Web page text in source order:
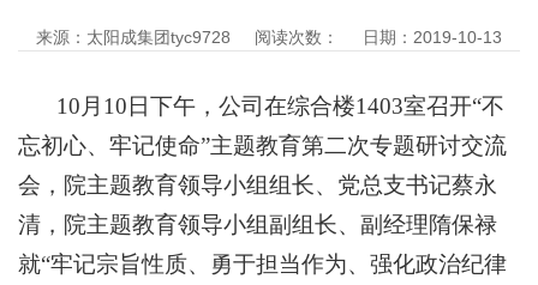
来源：太阳成集团tyc9728 阅读次数： 日期：2019-10-13
10 月10日下午，公司在综合楼1403室召开“不
忘初心、牢记使命”主题教育第二次专题研讨交流
会，院主题教育领导小组组长、党总支书记蔡永
清，院主题教育领导小组副组长、副经理隋保禄
就“牢记宗旨性质、勇于担当作为、强化政治纪律